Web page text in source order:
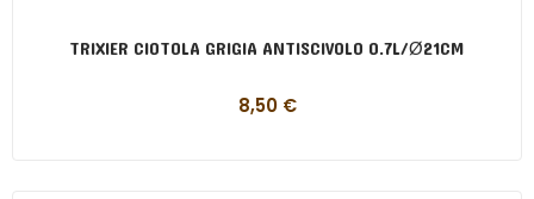
TRIXIER CIOTOLA GRIGIA ANTISCIVOLO 0.7L/Ø21CM
8,50 €